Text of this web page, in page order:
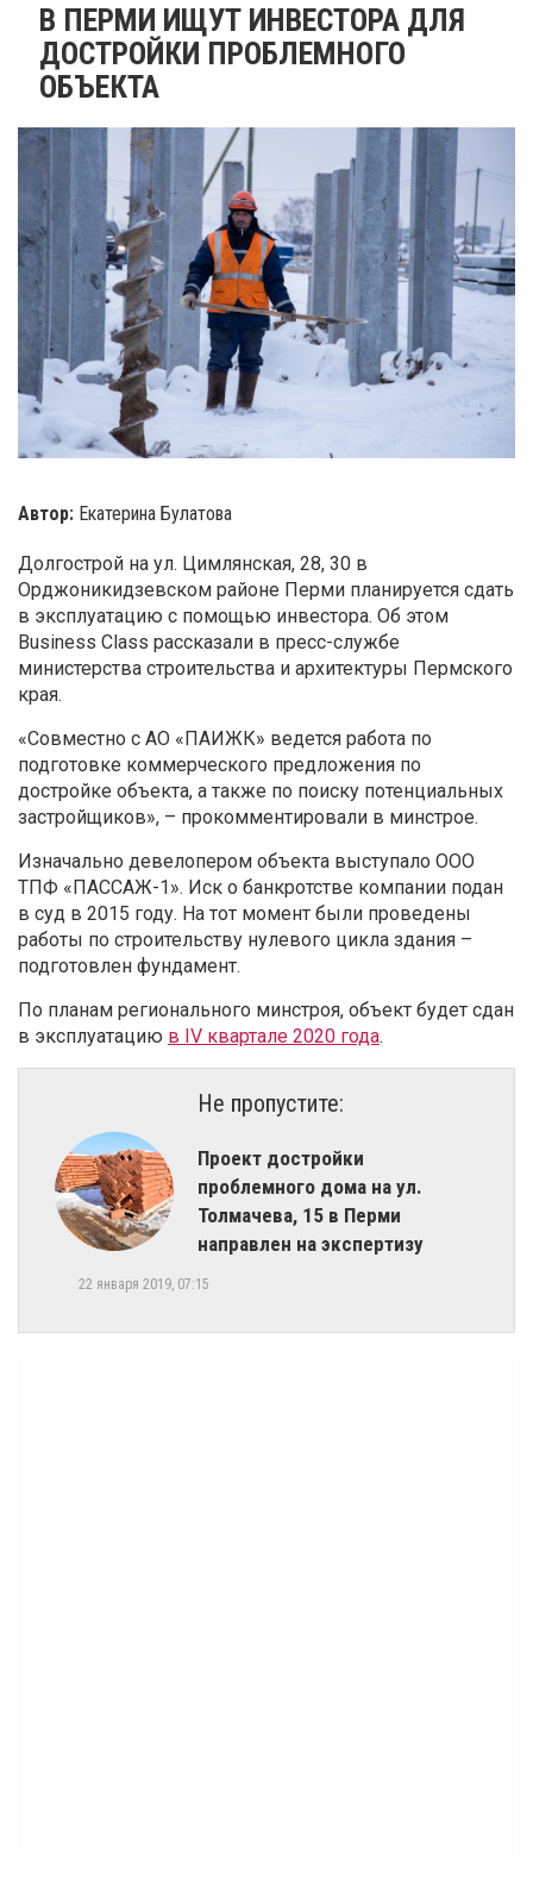
В ПЕРМИ ИЩУТ ИНВЕСТОРА ДЛЯ
ДОСТРОЙКИ ПРОБЛЕМНОГО
ОБЪЕКТА
Автор: Екатерина Булатова
Долгострой на ул. Цимлянская, 28, 30 в
Орджоникидзевском районе Перми планируется сдать
в эксплуатацию с помощью инвестора. Об этом
Business Class рассказали в пресс-службе
министерства строительства и архитектуры Пермского
края.
«Совместно с АО «ПАИЖК» ведется работа по
подготовке коммерческого предложения по
достройке объекта, а также по поиску потенциальных
застройщиков», – прокомментировали в минстрое.
Изначально девелопером объекта выступало ООО
ТПФ «ПАССАЖ-1». Иск о банкротстве компании подан
в суд в 2015 году. На тот момент были проведены
работы по строительству нулевого цикла здания –
подготовлен фундамент.
По планам регионального минстроя, объект будет сдан
в эксплуатацию в IV квартале 2020 года.
Не пропустите:
Проект достройки
проблемного дома на ул.
Толмачева, 15 в Перми
направлен на экспертизу
22 января 2019, 07:15